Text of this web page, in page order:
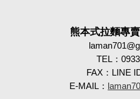
熊本式拉麵專
TEL：
FAX：LINE
E-MAIL：